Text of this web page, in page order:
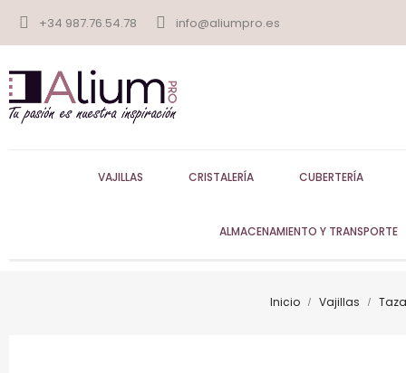
+34 987.76.54.78 info@aliumpro.es
VAJILLAS CRISTALERÍA CUBERTERÍA
ALMACENAMIENTO Y TRANSPORTE
Inicio Vajillas